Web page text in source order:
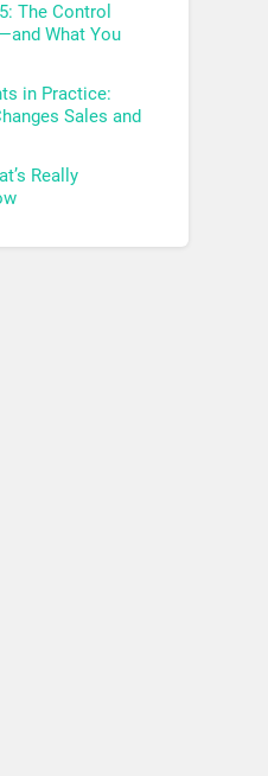
The Control
What You
in Practice:
Sales and
Really